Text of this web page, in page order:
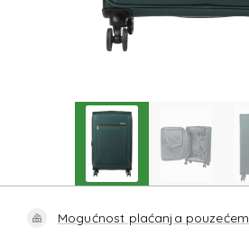
Mogućnost plaćanja pouzećem